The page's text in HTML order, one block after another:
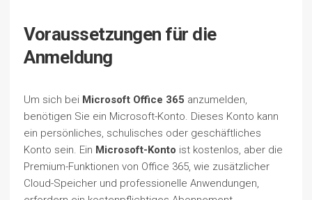
Voraussetzungen für die
Anmeldung
Um sich bei Microsoft Office 365 anzumelden,
benötigen Sie ein Microsoft-Konto. Dieses Konto kann
ein persönliches, schulisches oder geschäftliches
Konto sein. Ein Microsoft-Konto ist kostenlos, aber die
Premium-Funktionen von Office 365, wie zusätzlicher
Cloud-Speicher und professionelle Anwendungen,